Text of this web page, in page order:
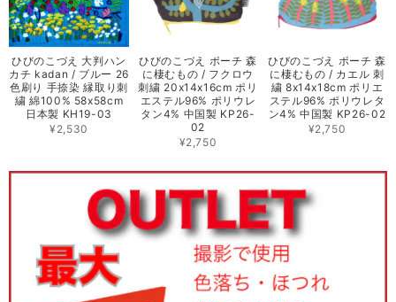
ひびのこづえ 大判ハン
カチ kadan / ブルー 26
色刷り 手捺染 縁取り刺
繍 綿100% 58x58cm
日本製 KH19-03
¥2,530
ひびのこづえ ポーチ 森
に棲むもの / フクロウ
刺繍 20x14x16cm ポリ
エステル96% ポリウレ
タン4% 中国製 KP26-
02
¥2,750
ひびのこづえ ポーチ 森
に棲むもの / カエル 刺
繍 8x14x18cm ポリエ
ステル96% ポリウレタ
ン4% 中国製 KP26-02
¥2,750